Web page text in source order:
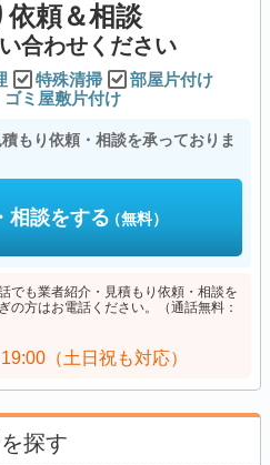
依頼＆相談
合わせください
特殊清掃
部屋片付け
ゴミ屋敷片付け
もり依頼・相談を承っておりま
相談をする（無料）
でも業者紹介・見積もり依頼・相談を
の方はお電話ください。（通話無料：
（土日祝も対応）
探す